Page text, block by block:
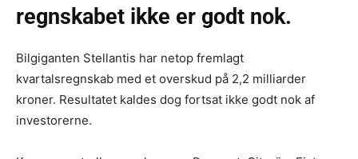
regnskabet ikke er godt nok.
Bilgiganten Stellantis har netop fremlagt
kvartalsregnskab med et overskud på 2,2 milliarder
kroner. Resultatet kaldes dog fortsat ikke godt nok af
investorerne.